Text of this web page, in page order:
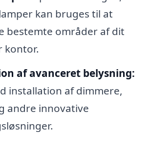
kan bruges til at
bestemte områder af dit
kontor.
af avanceret belysning:
installation af dimmere,
andre innovative